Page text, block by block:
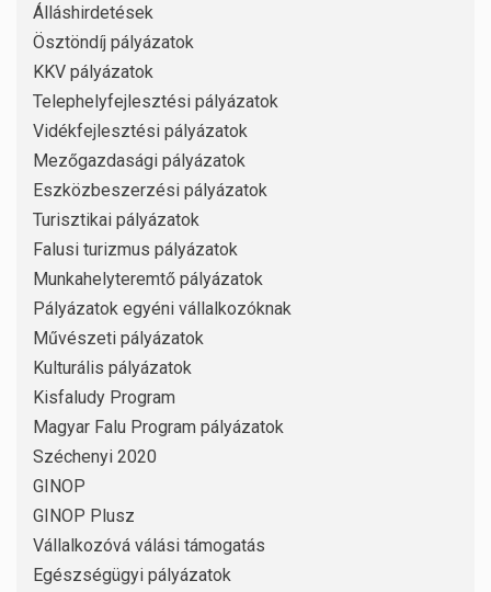
Álláshirdetések
Ösztöndíj pályázatok
KKV pályázatok
Telephelyfejlesztési pályázatok
Vidékfejlesztési pályázatok
Mezőgazdasági pályázatok
Eszközbeszerzési pályázatok
Turisztikai pályázatok
Falusi turizmus pályázatok
Munkahelyteremtő pályázatok
Pályázatok egyéni vállalkozóknak
Művészeti pályázatok
Kulturális pályázatok
Kisfaludy Program
Magyar Falu Program pályázatok
Széchenyi 2020
GINOP
GINOP Plusz
Vállalkozóvá válási támogatás
Egészségügyi pályázatok